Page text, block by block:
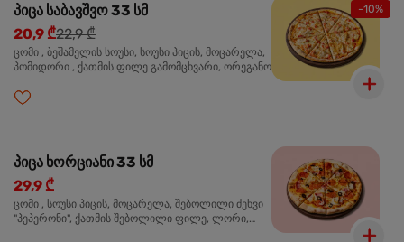
-10%
პიცა საბავშვო 33 სმ
20,9 ₾22,9 ₾
ცომი , ბეშამელის სოუსი, სოუსი პიცის, მოცარელა,
პომიდორი , ქათმის ფილე გამომცხვარი, ორეგანო
პიცა ხორციანი 33 სმ
29,9 ₾
ცომი , სოუსი პიცის, მოცარელა, შებოლილი ძეხვი
"პეპერონი", ქათმის შებოლილი ფილე, ლორი,